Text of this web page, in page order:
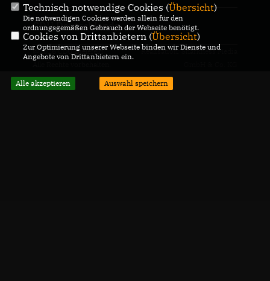
CDU Deutschlands
@2026 CDU Bielefeld
Realisation: Sharkness Media
Technisch notwendige Cookies (Übersicht)
Die notwendigen Cookies werden allein für den
ordnungsgemäßen Gebrauch der Webseite benötigt.
Cookies von Drittanbietern (Übersicht)
Zur Optimierung unserer Webseite binden wir Dienste und
Angebote von Drittanbietern ein.
Alle akzeptieren Auswahl speichern